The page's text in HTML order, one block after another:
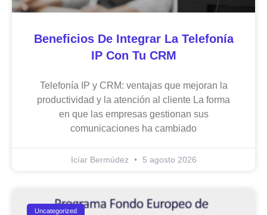
Beneficios De Integrar La Telefonía
IP Con Tu CRM
Telefonía IP y CRM: ventajas que mejoran la
productividad y la atención al cliente La forma
en que las empresas gestionan sus
comunicaciones ha cambiado
Icíar Bermúdez 5 agosto 2026
Uncategorized